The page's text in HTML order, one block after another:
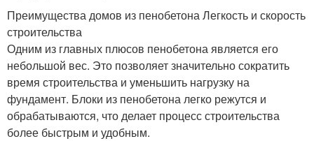
Преимущества домов из пенобетона Легкость и скорость
строительства
Одним из главных плюсов пенобетона является его
небольшой вес. Это позволяет значительно сократить
время строительства и уменьшить нагрузку на
фундамент. Блоки из пенобетона легко режутся и
обрабатываются, что делает процесс строительства
более быстрым и удобным.